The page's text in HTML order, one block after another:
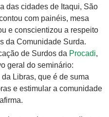
das cidades de Itaqui, São
com painéis, mesa
e conscientizou a respeito
da Comunidade Surda.
de Surdos da Procadi,
geral do seminário:
Libras, que é de suma
e estimular a comunidade